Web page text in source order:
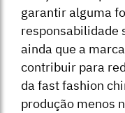
garantir alguma
responsabilidade
ainda que a
contribuir para
da fast fashion
produção menos